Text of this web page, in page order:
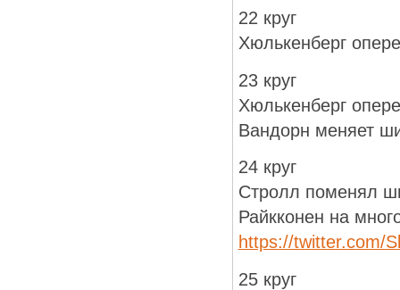
22 круг
Хюлькенберг
23 круг
Хюлькенберг
Вандорн меняет
24 круг
Стролл поменял
Райкконен на
https://twitter.com/
25 круг